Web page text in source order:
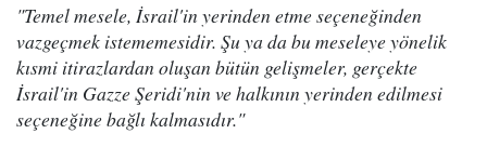
"Temel mesele, İsrail'in yerinden etme seçeneğinden
vazgeçmek istememesidir. Şu ya da bu meseleye yönelik
kısmi itirazlardan oluşan bütün gelişmeler, gerçekte
İsrail'in Gazze Şeridi'nin ve halkının yerinden edilmesi
seçeneğine bağlı kalmasıdır."